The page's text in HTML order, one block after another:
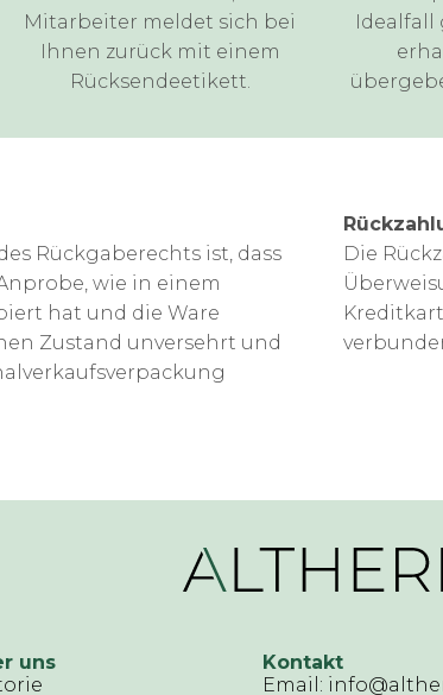
Mitarbeiter meldet sich bei
Ihnen zurück mit einem
Rücksendeetikett.
Idealfall
Rückgaberechts ist, dass
wie in einem
hat und die Ware
Zustand unversehrt und
Die
uns
Kontakt
Email: